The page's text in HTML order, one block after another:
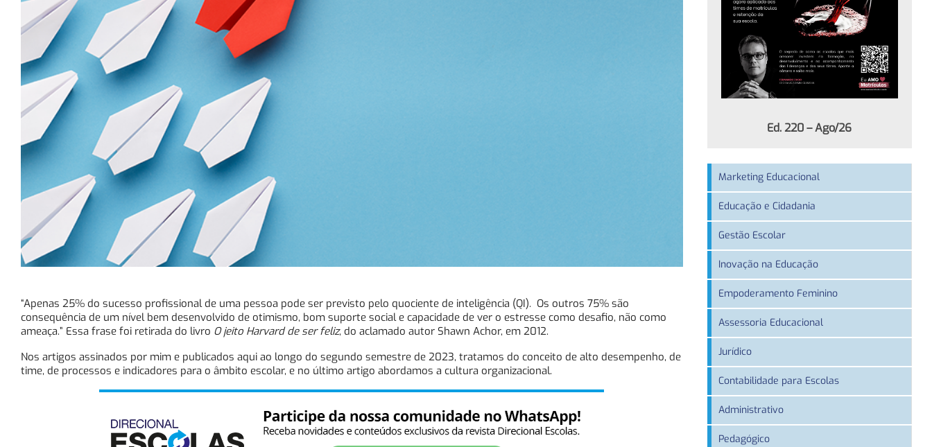
“Apenas 25% do sucesso profissional de uma pessoa pode ser previsto pelo quociente de inteligência (QI). Os outros 75% são
consequência de um nível bem desenvolvido de otimismo, bom suporte social e capacidade de ver o estresse como desafio, não como
ameaça.” Essa frase foi retirada do livro O jeito Harvard de ser feliz, do aclamado autor Shawn Achor, em 2012.
Nos artigos assinados por mim e publicados aqui ao longo do segundo semestre de 2023, tratamos do conceito de alto desempenho, de
time, de processos e indicadores para o âmbito escolar, e no último artigo abordamos a cultura organizacional.
Ed. 220 – Ago/26
Marketing Educacional
Educação e Cidadania
Gestão Escolar
Inovação na Educação
Empoderamento Feminino
Assessoria Educacional
Jurídico
Contabilidade para Escolas
Administrativo
Pedagógico